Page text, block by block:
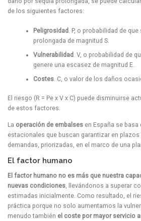
de los siguientes factores:
Peligrosidad
. P, o probabilidad de
prolongada de magnitud S.
Vulnerabilidad . V, o probabilidad de
genere una escasez de magnitud E.
Costes. C, o valor de los daños
El riesgo (R = Pe x V x C) puede disminuirse
de estos factores.
La operación de embalses en España se
estacionales que buscan garantizar en
demandas, priorizadas, en el marco de una
El factor humano
El factor humano no es más que nuestra
nuevas condiciones, llevándonos a superar
estimadas inicialmente. Como resultado, el
práctica porque no solo aumentamos la
menudo también el coste por mayor servicio